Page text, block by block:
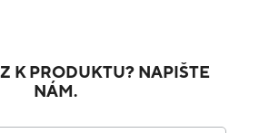
K PRODUKTU? NAPIŠTE
NÁM.